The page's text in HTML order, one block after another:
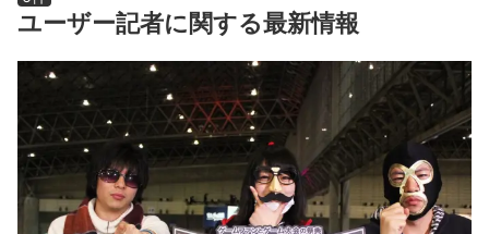
ユーザー記者に関する最新情報